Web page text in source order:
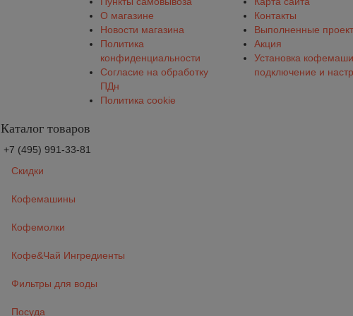
О магазине
Новости магазина
Политика
конфиденциальности
Согласие на обработку
ПДн
Политика cookie
Контакты
Выполненные
Акция
Установка
подключение и
Каталог товаров
+7 (495) 991-33-81
Скидки
Кофемашины
Кофемолки
Кофе&Чай Ингредиенты
Фильтры для воды
Посуда